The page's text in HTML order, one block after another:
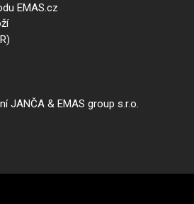
EMAS.cz
JANČA & EMAS group s.r.o.